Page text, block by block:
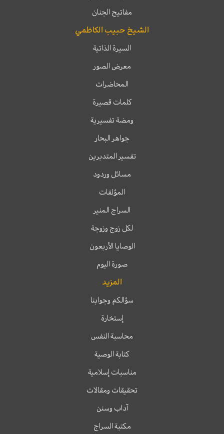
مفاتيح الجنان
الشيخ حبيب الكاظمي
السيرة الذاتية
معرض الصور
المحاضرات
كلمات قصيرة
ومضة تفسيرية
جواهر البحار
تفسير المتدبرين
مسائل وردود
المؤلفات
السراج المنير
لكل زوج وزوجة
الوصايا الأربعون
صورة اليوم
المزيد
سؤالكم وجوابنا
إستخارة
محاسبة النفس
كتابة الوصية
مناسبات إسلامية
تحقيقات ومقالات
آداب وسنن
مكتبة السراج